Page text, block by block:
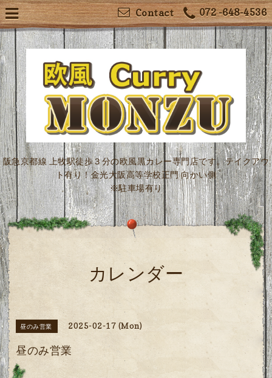
072 -648-4536
Contact
阪急京都線 上牧駅徒歩３分の欧風黒カレー専門店です。テイクアウ
ト有り！金光大阪高等学校正門 向かい側
※駐車場有り
カレンダー
昼のみ営業 2025-02-17 (Mon)
昼のみ営業